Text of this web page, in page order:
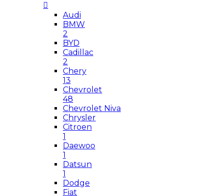
Audi
BMW
2
BYD
Cadillac
2
Chery
13
Chevrolet
48
Chevrolet Niva
Chrysler
Citroen
1
Daewoo
1
Datsun
1
Dodge
Fiat